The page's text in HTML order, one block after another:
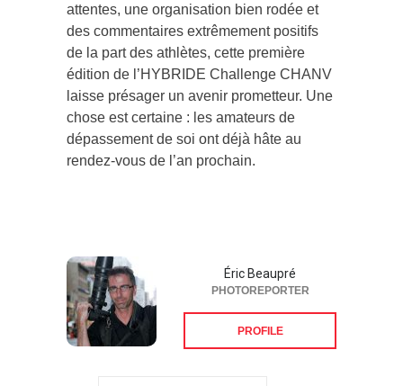
attentes, une organisation bien rodée et
des commentaires extrêmement positifs
de la part des athlètes, cette première
édition de l’HYBRIDE Challenge CHANV
laisse présager un avenir prometteur. Une
chose est certaine : les amateurs de
dépassement de soi ont déjà hâte au
rendez-vous de l’an prochain.
Éric Beaupré
PHOTOREPORTER
PROFILE